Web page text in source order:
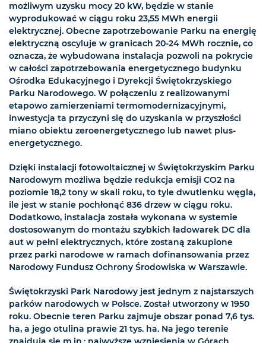
możliwym uzysku mocy 20 kW, będzie w stanie
wyprodukować w ciągu roku 23,55 MWh energii
elektrycznej. Obecne zapotrzebowanie Parku na energię
elektryczną oscyluje w granicach 20-24 MWh rocznie, co
oznacza, że wybudowana instalacja pozwoli na pokrycie
w całości zapotrzebowania energetycznego budynku
Ośrodka Edukacyjnego i Dyrekcji Świętokrzyskiego
Parku Narodowego. W połączeniu z realizowanymi
etapowo zamierzeniami termomodernizacyjnymi,
inwestycja ta przyczyni się do uzyskania w przyszłości
miano obiektu zeroenergetycznego lub nawet plus-
energetycznego.
Dzięki instalacji fotowoltaicznej w Świętokrzyskim Parku
Narodowym możliwa będzie redukcja emisji CO2 na
poziomie 18,2 tony w skali roku, to tyle dwutlenku węgla,
ile jest w stanie pochłonąć 836 drzew w ciągu roku.
Dodatkowo, instalacja została wykonana w systemie
dostosowanym do montażu szybkich ładowarek DC dla
aut w pełni elektrycznych, które zostaną zakupione
przez parki narodowe w ramach dofinansowania przez
Narodowy Fundusz Ochrony Środowiska w Warszawie.
Świętokrzyski Park Narodowy jest jednym z najstarszych
parków narodowych w Polsce. Został utworzony w 1950
roku. Obecnie teren Parku zajmuje obszar ponad 7,6 tys.
ha, a jego otulina prawie 21 tys. ha. Na jego terenie